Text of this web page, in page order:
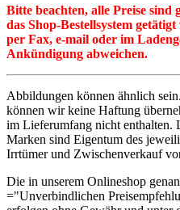
Bitte beachten, alle Preise
das Shop-Bestellsystem
per Fax, e-mail oder im
Ankündigung abweichen.
Abbildungen können ähnlich
können wir keine Haftung
im Lieferumfang nicht enthalten.
Marken sind Eigentum des
Irrtümer und Zwischenverkauf
Die in unserem Onlineshop
="Unverbindlichen